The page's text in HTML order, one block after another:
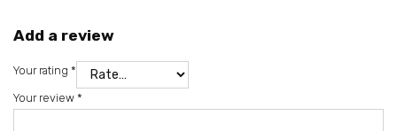
Add a review
Your rating *
Your review *